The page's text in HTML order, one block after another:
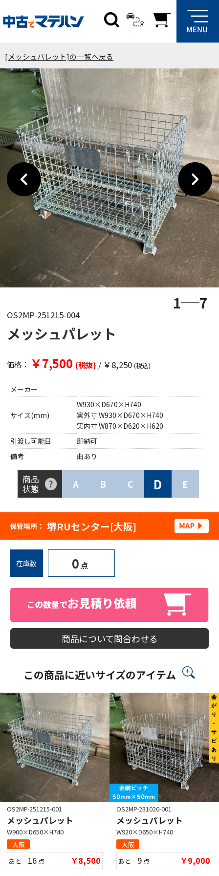
[メッシュパレット]の一覧へ戻る
1 7
OS2MP-251215-004
メッシュパレット
価格： ￥7,500 (税抜) / ￥8,250 (税込)
メーカー
サイズ(mm)
W930×D670×H740
実外寸 W930×D670×H740
実内寸 W870×D620×H620
引渡し可能日
即納可
備考
曲あり
商品
状態
A B C D E
保管場所： 堺RUセンター[大阪]
在庫数 0 点
商品について問合わせる
この商品に近いサイズのアイテム
OS2MP-251215-001
メッシュパレット
W900×D650×H740
大阪
あと 16 点 ￥8,500
OS2MP-231020-001
メッシュパレット
W920×D650×H740
大阪
あと 9 点 ￥9,000